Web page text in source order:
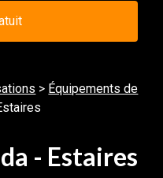
> Équipements de
- Estaires